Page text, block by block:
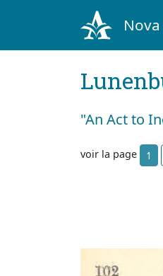
"An Act to
voir la page 1